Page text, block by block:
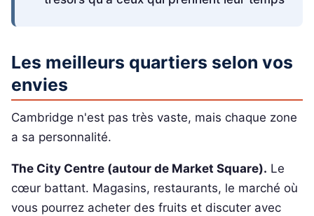
Les meilleurs quartiers selon vos
envies
Cambridge n'est pas très vaste, mais chaque zone
a sa personnalité.
The City Centre (autour de Market Square). Le
cœur battant. Magasins, restaurants, le marché où
vous pourrez acheter des fruits et discuter avec